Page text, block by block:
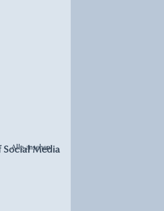
Alle ansehen
Social Media